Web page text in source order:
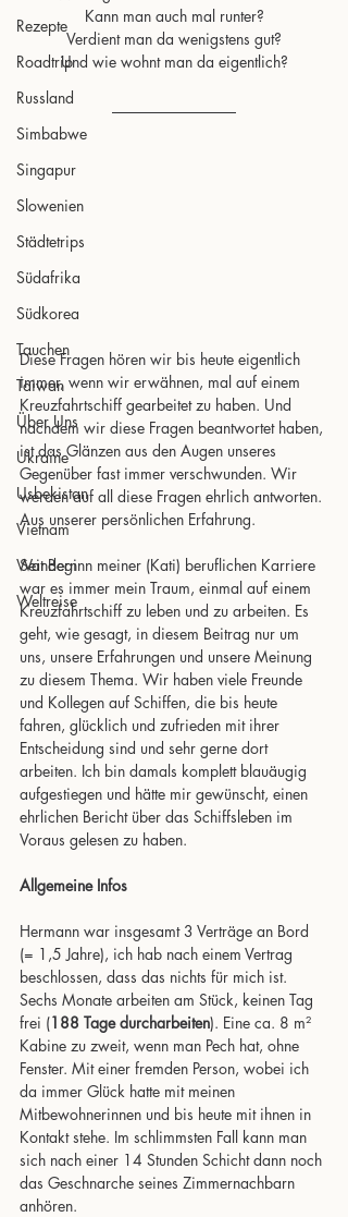
Rezepte
Roadtrip
Russland
Simbabwe
Singapur
Slowenien
Städtetrips
Südafrika
Südkorea
Tauchen
Taiwan
Über Uns
Ukraine
Usbekistan
Vietnam
Wandern
Weltreise
Kann man auch mal runter?
Verdient man da wenigstens gut?
Und wie wohnt man da eigentlich?
Diese Fragen hören wir bis heute eigentlich
immer, wenn wir erwähnen, mal auf einem
Kreuzfahrtschiff gearbeitet zu haben. Und
nachdem wir diese Fragen beantwortet haben,
ist das Glänzen aus den Augen unseres
Gegenüber fast immer verschwunden. Wir
werden auf all diese Fragen ehrlich antworten.
Aus unserer persönlichen Erfahrung.
Seit Beginn meiner (Kati) beruflichen Karriere
war es immer mein Traum, einmal auf einem
Kreuzfahrtschiff zu leben und zu arbeiten. Es
geht, wie gesagt, in diesem Beitrag nur um
uns, unsere Erfahrungen und unsere Meinung
zu diesem Thema. Wir haben viele Freunde
und Kollegen auf Schiffen, die bis heute
fahren, glücklich und zufrieden mit ihrer
Entscheidung sind und sehr gerne dort
arbeiten. Ich bin damals komplett blauäugig
aufgestiegen und hätte mir gewünscht, einen
ehrlichen Bericht über das Schiffsleben im
Voraus gelesen zu haben.
Allgemeine Infos
Hermann war insgesamt 3 Verträge an Bord
(= 1,5 Jahre), ich hab nach einem Vertrag
beschlossen, dass das nichts für mich ist.
Sechs Monate arbeiten am Stück, keinen Tag
frei (188 Tage durcharbeiten). Eine ca. 8 m²
Kabine zu zweit, wenn man Pech hat, ohne
Fenster. Mit einer fremden Person, wobei ich
da immer Glück hatte mit meinen
Mitbewohnerinnen und bis heute mit ihnen in
Kontakt stehe. Im schlimmsten Fall kann man
sich nach einer 14 Stunden Schicht dann noch
das Geschnarche seines Zimmernachbarn
anhören.